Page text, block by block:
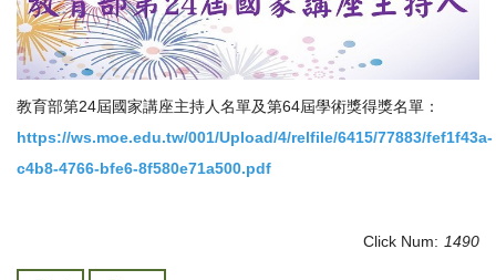
教育部第24屆國家講座主持人名單及第64屆學術獎得獎名單：
https://ws.moe.edu.tw/001/Upload/4/relfile/6415/77883/fef1f43a-
c4b8-4766-bfe6-8f580e71a500.pdf
Click Num: 1490